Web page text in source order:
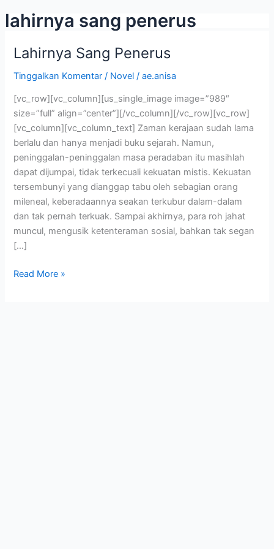
lahirnya sang penerus
Lahirnya Sang Penerus
Tinggalkan Komentar / Novel /ae.anisa
[vc_row][vc_column][us_single_image image=”989″
size=”full” align=”center”][/vc_column][/vc_row][vc_row]
[vc_column][vc_column_text] Zaman kerajaan sudah lama
berlalu dan hanya menjadi buku sejarah. Namun,
peninggalan-peninggalan masa peradaban itu masihlah
dapat dijumpai, tidak terkecuali kekuatan mistis. Kekuatan
tersembunyi yang dianggap tabu oleh sebagian orang
mileneal, keberadaannya seakan terkubur dalam-dalam
dan tak pernah terkuak. Sampai akhirnya, para roh jahat
muncul, mengusik ketenteraman sosial, bahkan tak segan
[…]
Lahirnya
Penerus
Read More »